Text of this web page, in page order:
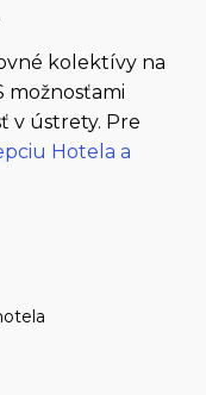
kolektívy na
možnosťami
v ústrety. Pre
Hotela a